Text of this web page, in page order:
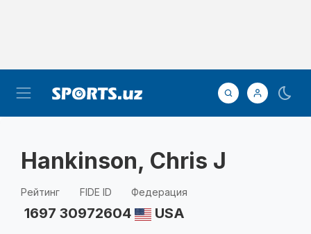
Hankinson, Chris J
Рейтинг
1697
FIDE ID
30972604
Федерация
USA